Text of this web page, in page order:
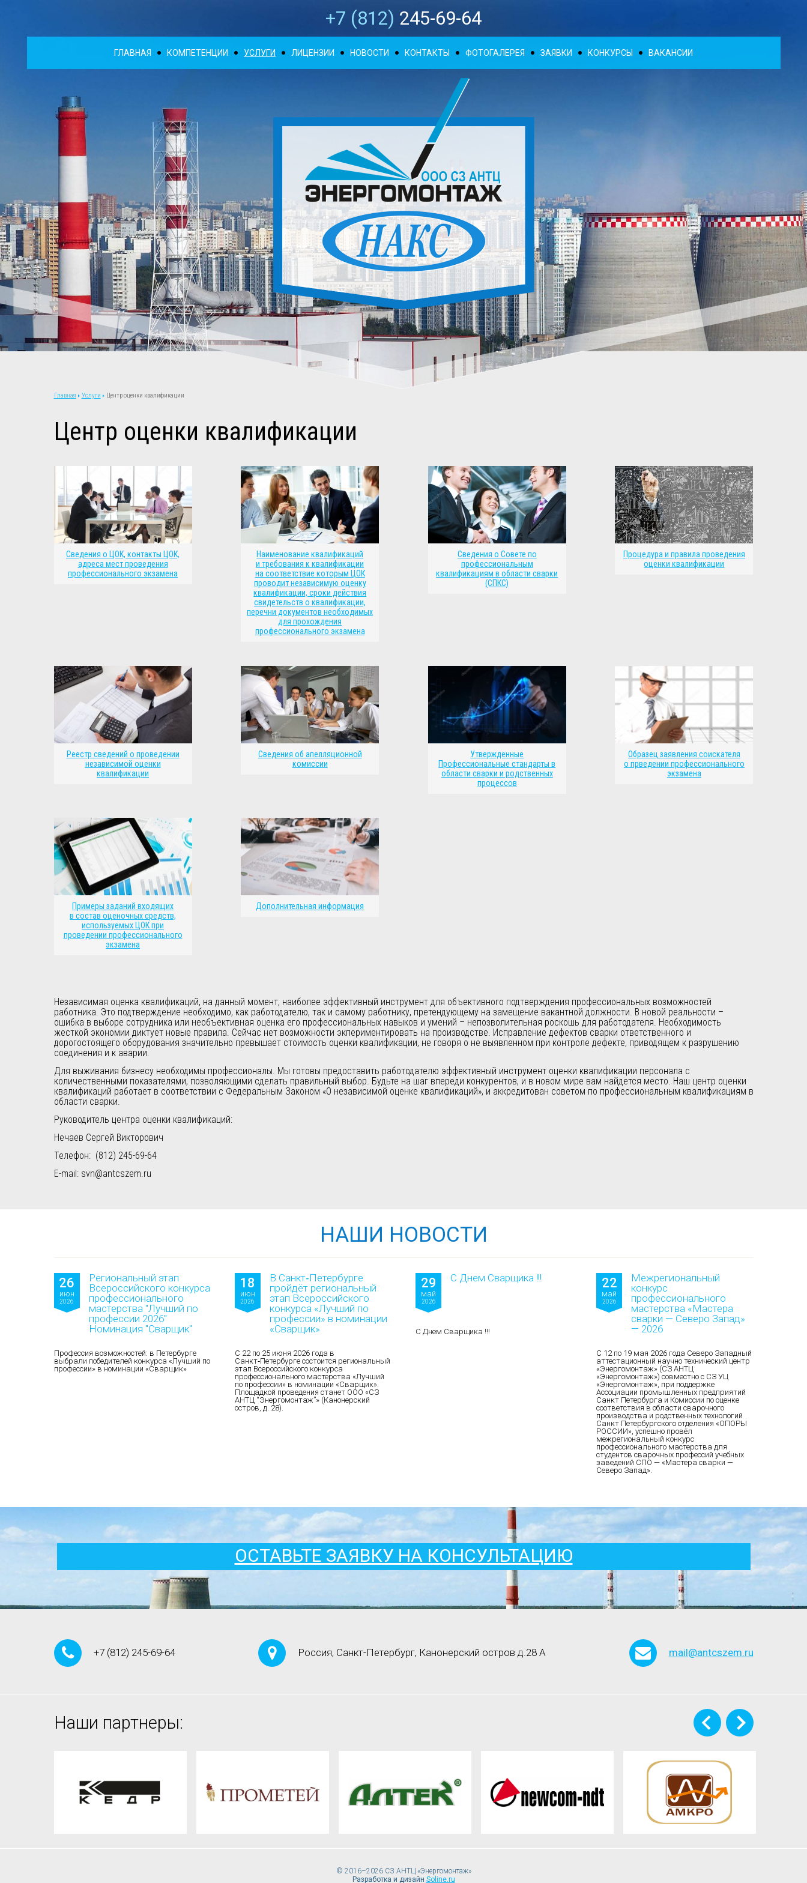
+7 (812) 245-69-64
ГЛАВНАЯ КОМПЕТЕНЦИИ УСЛУГИ ЛИЦЕНЗИИ НОВОСТИ КОНТАКТЫ ФОТОГАЛЕРЕЯ ЗАЯВКИ КОНКУРСЫ ВАКАНСИИ
Главная Услуги Центр оценки квалификации
Центр оценки квалификации
Сведения о ЦОК, контакты ЦОК,
адреса мест проведения
профессионального экзамена
Наименование квалификаций
и требования к квалификации
на соответствие которым ЦОК
проводит независимую оценку
квалификации, сроки действия
свидетельств о квалификации,
перечни документов необходимых
для прохождения
профессионального экзамена
Сведения о Совете по
профессиональным
квалификациям в области сварки
(СПКС)
Процедура и правила проведения
оценки квалификации
Реестр сведений о проведении
независимой оценки
квалификации
Сведения об апелляционной
комиссии
Утвержденные
Профессиональные стандарты в
области сварки и родственных
процессов
Образец заявления соискателя
о прведении профессионального
экзамена
Примеры заданий входящих
в состав оценочных средств,
используемых ЦОК при
проведении профессионального
экзамена
Дополнительная информация
Независимая оценка квалификаций, на данный момент, наиболее эффективный инструмент для объективного подтверждения профессиональных возможностей
работника. Это подтверждение необходимо, как работодателю, так и самому работнику, претендующему на замещение вакантной должности. В новой реальности –
ошибка в выборе сотрудника или необъективная оценка его профессиональных навыков и умений – непозволительная роскошь для работодателя. Необходимость
жесткой экономии диктует новые правила. Сейчас нет возможности экпериментировать на производстве. Исправление дефектов сварки ответственного и
дорогостоящего оборудования значительно превышает стоимость оценки квалификации, не говоря о не выявленном при контроле дефекте, приводящем к разрушению
соединения и к аварии.
Для выживания бизнесу необходимы профессионалы. Мы готовы предоставить работодателю эффективный инструмент оценки квалификации персонала с
количественными показателями, позволяющими сделать правильный выбор. Будьте на шаг впереди конкурентов, и в новом мире вам найдется место. Наш центр оценки
квалификаций работает в соответствии с Федеральным Законом «О независимой оценке квалификаций», и аккредитован советом по профессиональным квалификациям в
области сварки.
Руководитель центра оценки квалификаций:
Нечаев Сергей Викторович
Телефон: (812) 245-69-64
E-mail: svn@antcszem.ru
НАШИ НОВОСТИ
26
июн
2026
Региональный этап
Всероссийского конкурса
профессионального
мастерства "Лучший по
профессии 2026"
Номинация "Сварщик"
Профессия возможностей: в Петербурге
выбрали победителей конкурса «Лучший по
профессии» в номинации «Сварщик»
18
июн
2026
В Санкт‑Петербурге
пройдёт региональный
этап Всероссийского
конкурса «Лучший по
профессии» в номинации
«Сварщик»
С 22 по 25 июня 2026 года в
Санкт‑Петербурге состоится региональный
этап Всероссийского конкурса
профессионального мастерства «Лучший
по профессии» в номинации «Сварщик».
Площадкой проведения станет ООО «СЗ
АНТЦ “Энергомонтаж”» (Канонерский
остров, д. 28).
29
май
2026
С Днем Сварщика !!!
С Днем Сварщика !!!
22
май
2026
Межрегиональный
конкурс
профессионального
мастерства «Мастера
сварки — Северо Запад»
— 2026
С 12 по 19 мая 2026 года Северо Западный
аттестационный научно технический центр
«Энергомонтаж» (СЗ АНТЦ
«Энергомонтаж») совместно с СЗ УЦ
«Энергомонтаж», при поддержке
Ассоциации промышленных предприятий
Санкт Петербурга и Комиссии по оценке
соответствия в области сварочного
производства и родственных технологий
Санкт Петербургского отделения «ОПОРЫ
РОССИИ», успешно провёл
межрегиональный конкурс
профессионального мастерства для
студентов сварочных профессий учебных
заведений СПО — «Мастера сварки —
Северо Запад».
ОСТАВЬТЕ ЗАЯВКУ НА КОНСУЛЬТАЦИЮ
+7 (812) 245-69-64 Россия, Санкт-Петербург, Канонерский остров д.28 А mail@antcszem.ru
Наши партнеры:
© 2016–2026 СЗ АНТЦ «Энергомонтаж»
Разработка и дизайн Soline.ru